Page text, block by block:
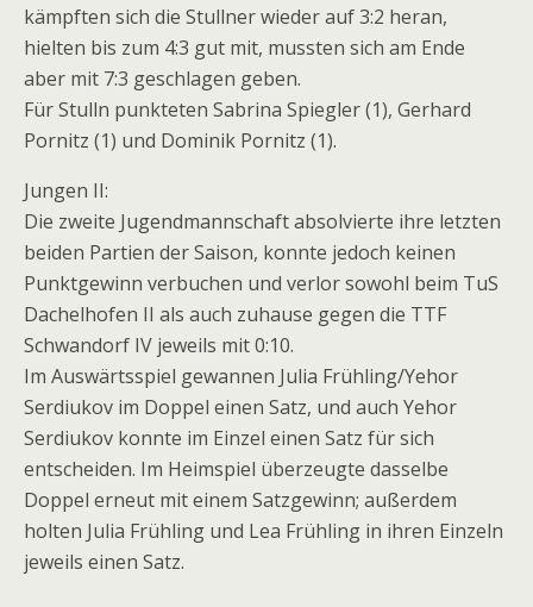
kämpften sich die Stullner wieder auf 3:2 heran,
hielten bis zum 4:3 gut mit, mussten sich am Ende
aber mit 7:3 geschlagen geben.
Für Stulln punkteten Sabrina Spiegler (1), Gerhard
Pornitz (1) und Dominik Pornitz (1).
Jungen II:
Die zweite Jugendmannschaft absolvierte ihre letzten
beiden Partien der Saison, konnte jedoch keinen
Punktgewinn verbuchen und verlor sowohl beim TuS
Dachelhofen II als auch zuhause gegen die TTF
Schwandorf IV jeweils mit 0:10.
Im Auswärtsspiel gewannen Julia Frühling/Yehor
Serdiukov im Doppel einen Satz, und auch Yehor
Serdiukov konnte im Einzel einen Satz für sich
entscheiden. Im Heimspiel überzeugte dasselbe
Doppel erneut mit einem Satzgewinn; außerdem
holten Julia Frühling und Lea Frühling in ihren Einzeln
jeweils einen Satz.